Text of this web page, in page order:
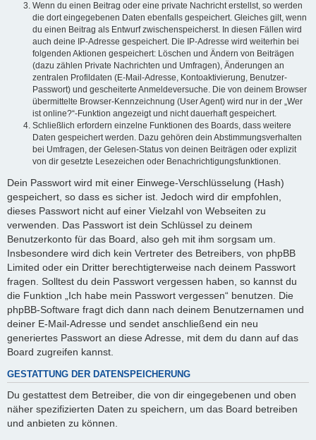
Wenn du einen Beitrag oder eine private Nachricht erstellst, so werden
die dort eingegebenen Daten ebenfalls gespeichert. Gleiches gilt, wenn
du einen Beitrag als Entwurf zwischenspeicherst. In diesen Fällen wird
auch deine IP-Adresse gespeichert. Die IP-Adresse wird weiterhin bei
folgenden Aktionen gespeichert: Löschen und Ändern von Beiträgen
(dazu zählen Private Nachrichten und Umfragen), Änderungen an
zentralen Profildaten (E-Mail-Adresse, Kontoaktivierung, Benutzer-
Passwort) und gescheiterte Anmeldeversuche. Die von deinem Browser
übermittelte Browser-Kennzeichnung (User Agent) wird nur in der „Wer
ist online?“-Funktion angezeigt und nicht dauerhaft gespeichert.
Schließlich erfordern einzelne Funktionen des Boards, dass weitere
Daten gespeichert werden. Dazu gehören dein Abstimmungsverhalten
bei Umfragen, der Gelesen-Status von deinen Beiträgen oder explizit
von dir gesetzte Lesezeichen oder Benachrichtigungsfunktionen.
Dein Passwort wird mit einer Einwege-Verschlüsselung (Hash)
gespeichert, so dass es sicher ist. Jedoch wird dir empfohlen,
dieses Passwort nicht auf einer Vielzahl von Webseiten zu
verwenden. Das Passwort ist dein Schlüssel zu deinem
Benutzerkonto für das Board, also geh mit ihm sorgsam um.
Insbesondere wird dich kein Vertreter des Betreibers, von phpBB
Limited oder ein Dritter berechtigterweise nach deinem Passwort
fragen. Solltest du dein Passwort vergessen haben, so kannst du
die Funktion „Ich habe mein Passwort vergessen“ benutzen. Die
phpBB-Software fragt dich dann nach deinem Benutzernamen und
deiner E-Mail-Adresse und sendet anschließend ein neu
generiertes Passwort an diese Adresse, mit dem du dann auf das
Board zugreifen kannst.
GESTATTUNG DER DATENSPEICHERUNG
Du gestattest dem Betreiber, die von dir eingegebenen und oben
näher spezifizierten Daten zu speichern, um das Board betreiben
und anbieten zu können.